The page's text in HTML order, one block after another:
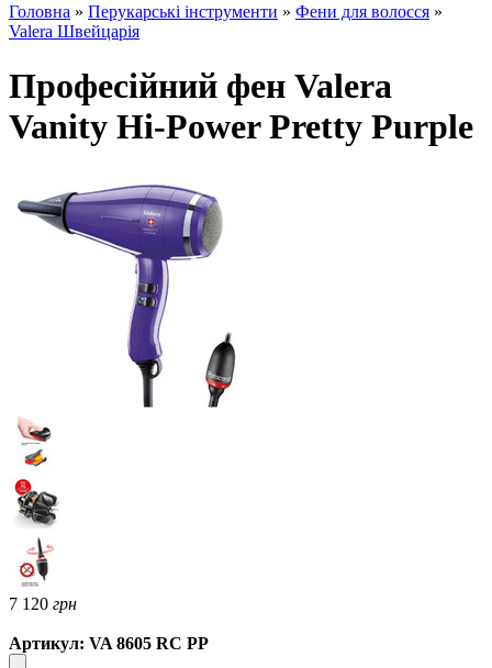
Головна » Перукарські інструменти » Фени для волосся »
Valera Швейцарія
Професійний фен Valera
Vanity Hi-Power Pretty Purple
7 120 грн
Артикул: VA 8605 RC PP